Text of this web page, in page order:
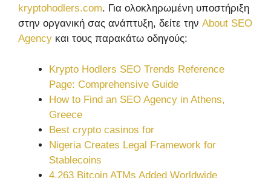
kryptohodlers.com. Για ολοκληρωμένη υποστήριξη
στην οργανική σας ανάπτυξη, δείτε την About SEO
Agency και τους παρακάτω οδηγούς:
Krypto Hodlers SEO Trends Reference
Page: Comprehensive Guide
How to Find an SEO Agency in Athens,
Greece
Best crypto casinos for
Nigeria Creates Legal Framework for
Stablecoins
4,263 Bitcoin ATMs Added Worldwide